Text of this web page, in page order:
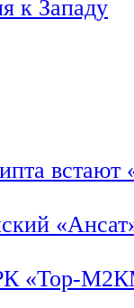
к Западу
встают
«Тор-